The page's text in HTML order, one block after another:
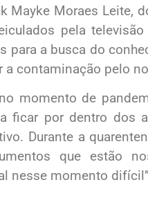
Mayke Moraes Leite,
pela
para a busca do
a contaminação pelo
momento de
ficar por dentro dos
Durante a
que estão
nesse momento